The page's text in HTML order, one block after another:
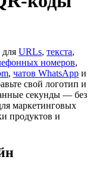
URLs, текста,
номеров,
, чатов WhatsApp и
свой логотип и
секунды — без
маркетинговых
продуктов и